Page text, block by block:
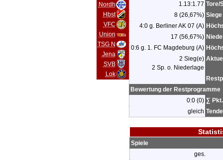
Nordh
Hbst
VFC
Union
TSG N
Jena
SVB
Lok
1.13:1.77 Tore/
8 (26,67%) Siege
4:0 g. Berliner AK 07 (A)
17 (56,67%)
0:6 g. 1. FC Magdeburg (A)
2 Sieg(e)
2 Sp. o. Niederlage
Bewertung der Restprogramme
0:0 (0) ∑
gleich
Spiele
ges.